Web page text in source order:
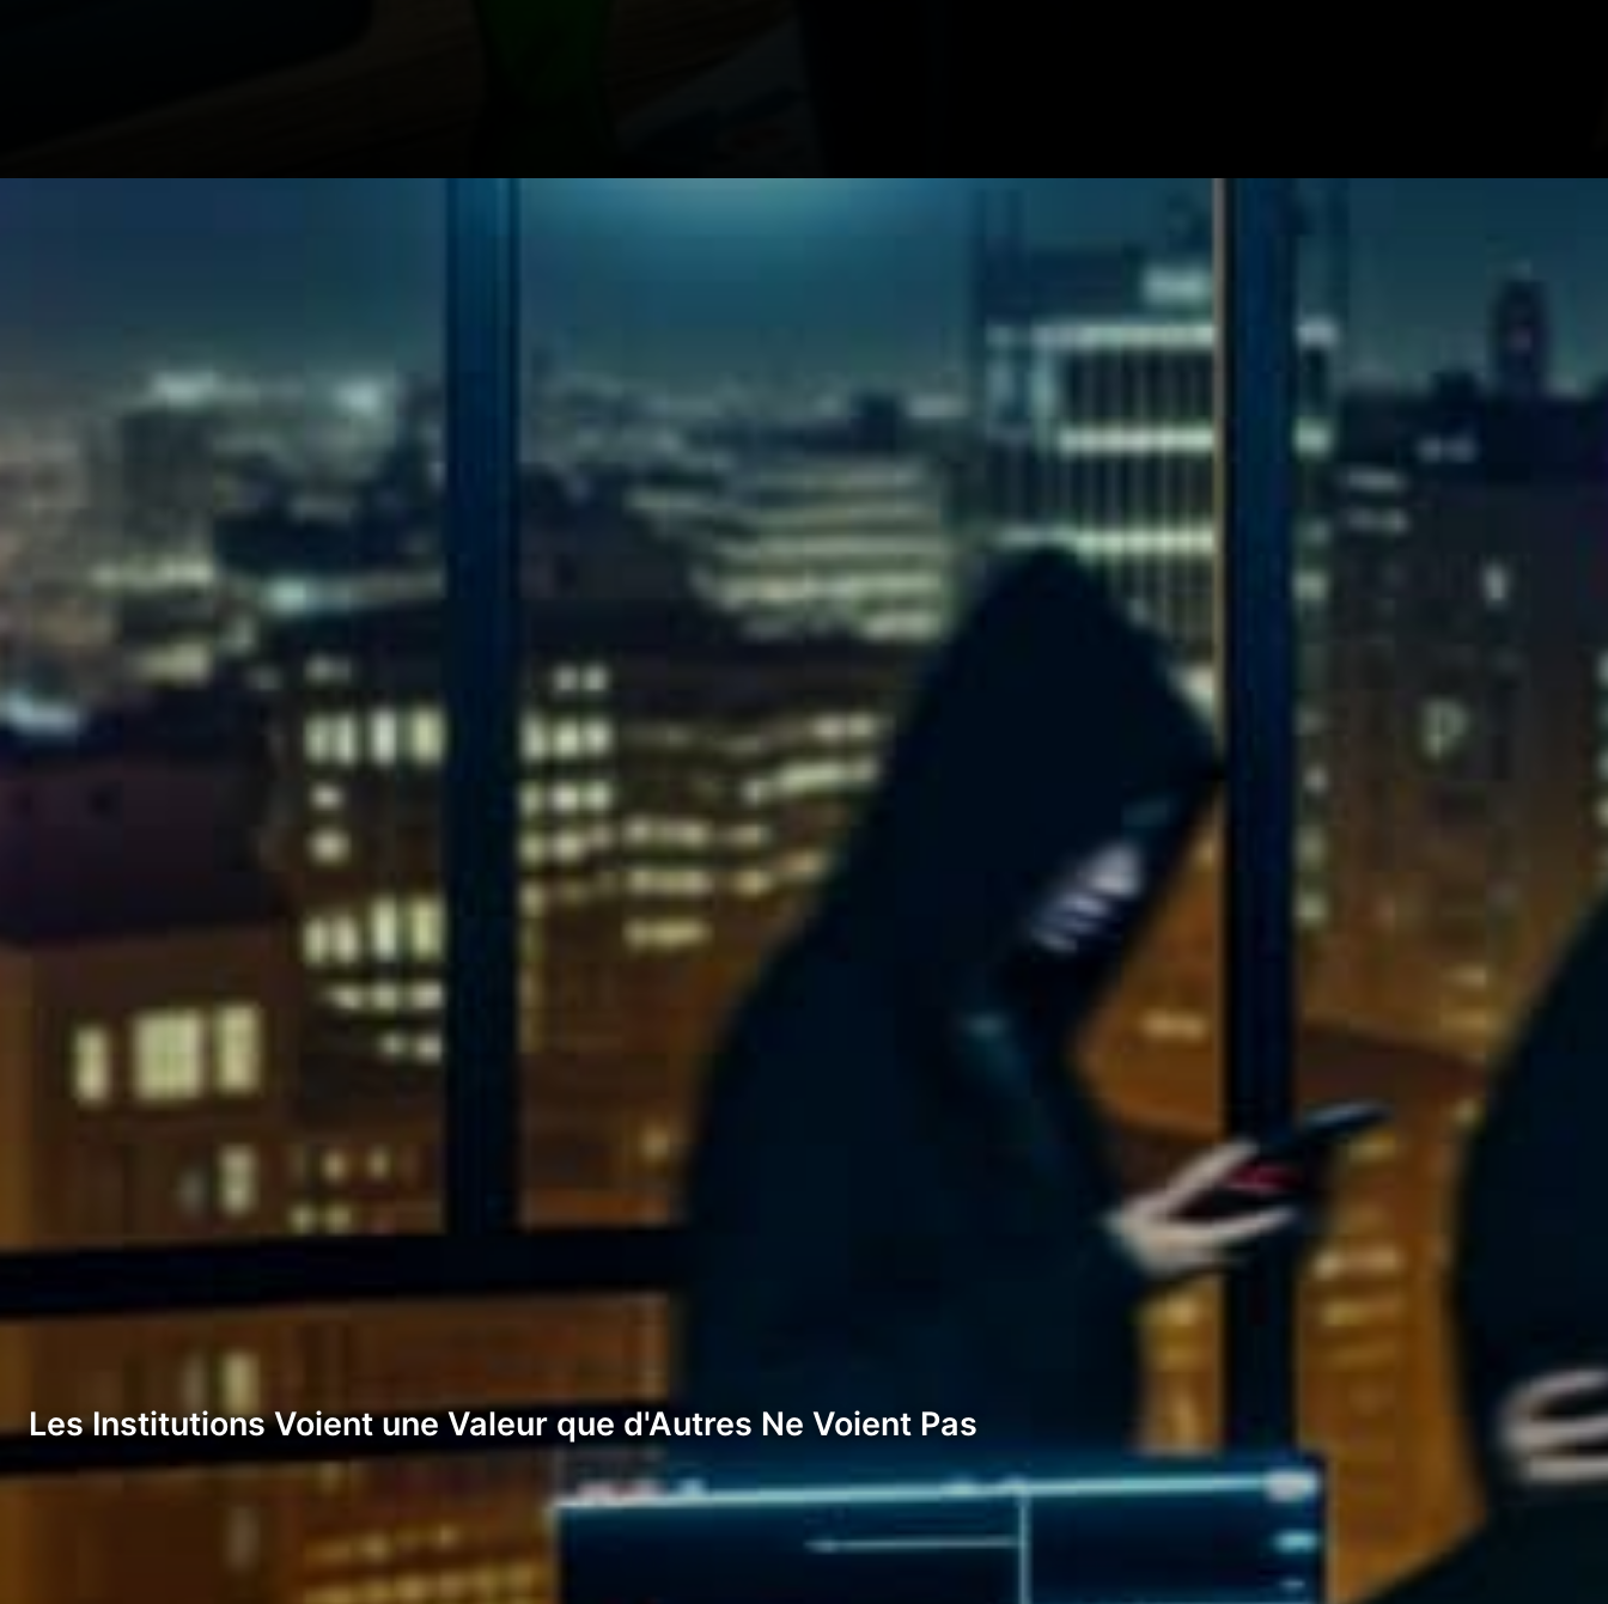
Les Institutions Voient une Valeur que d'Autres Ne Voient Pas